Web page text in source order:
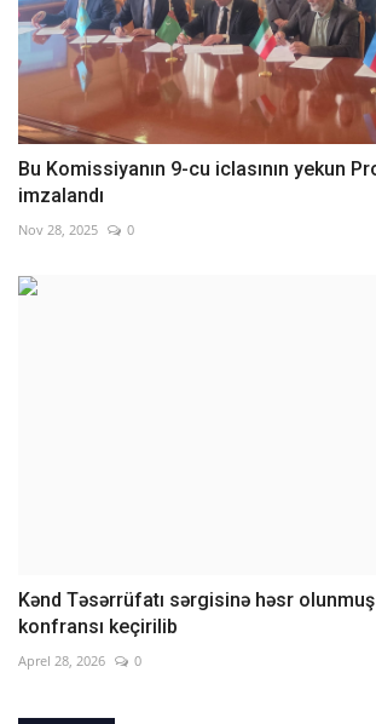
Bu Komissiyanın 9-cu iclasının yekun
imzalandı
Nov 28, 2025 0
Kənd Təsərrüfatı sərgisinə həsr
konfransı keçirilib
Aprel 28, 2026 0